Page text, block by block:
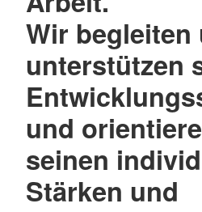
Wir begleiten
unterstützen
und
seinen
Stärken und